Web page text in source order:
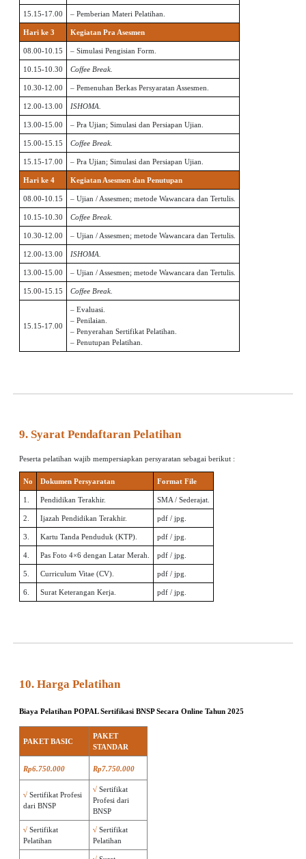
15.15-17.00 – Pemberian Materi Pelatihan.
Hari ke 3 Kegiatan Pra Asesmen
08.00-10.15 – Simulasi Pengisian Form.
10.15-10.30 Coffee Break.
10.30-12.00 – Pemenuhan Berkas Persyaratan Assesmen.
12.00-13.00 ISHOMA.
13.00-15.00 – Pra Ujian; Simulasi dan Persiapan Ujian.
15.00-15.15 Coffee Break.
15.15-17.00 – Pra Ujian; Simulasi dan Persiapan Ujian.
Hari ke 4 Kegiatan Asesmen dan Penutupan
08.00-10.15 – Ujian / Assesmen; metode Wawancara dan Tertulis.
10.15-10.30 Coffee Break.
10.30-12.00 – Ujian / Assesmen; metode Wawancara dan Tertulis.
12.00-13.00 ISHOMA.
13.00-15.00 – Ujian / Assesmen; metode Wawancara dan Tertulis.
15.00-15.15 Coffee Break.
15.15-17.00
– Evaluasi.
– Penilaian.
– Penyerahan Sertifikat Pelatihan.
– Penutupan Pelatihan.
9. Syarat Pendaftaran Pelatihan
Peserta pelatihan wajib mempersiapkan persyaratan sebagai berikut :
No Dokumen Persyaratan Format File
1. Pendidikan Terakhir. SMA / Sederajat.
2. Ijazah Pendidikan Terakhir. pdf / jpg.
3. Kartu Tanda Penduduk (KTP). pdf / jpg.
4. Pas Foto 4×6 dengan Latar Merah. pdf / jpg.
5. Curriculum Vitae (CV). pdf / jpg.
6. Surat Keterangan Kerja. pdf / jpg.
10. Harga Pelatihan
Biaya Pelatihan POPAL Sertifikasi BNSP Secara Online Tahun 2025
PAKET BASIC
PAKET
STANDAR
Rp6.750.000 Rp7.750.000
√ Sertifikat Profesi
dari BNSP
√ Sertifikat
Profesi dari
BNSP
√ Sertifikat
Pelatihan
√ Sertifikat
Pelatihan